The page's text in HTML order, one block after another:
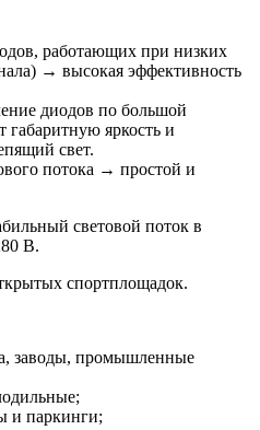
работающих при низких
→ высокая эффективность
диодов по большой
яркость и
свет.
потока → простой и
световой поток в
В.
спортплощадок.
заводы, промышленные
и паркинги;